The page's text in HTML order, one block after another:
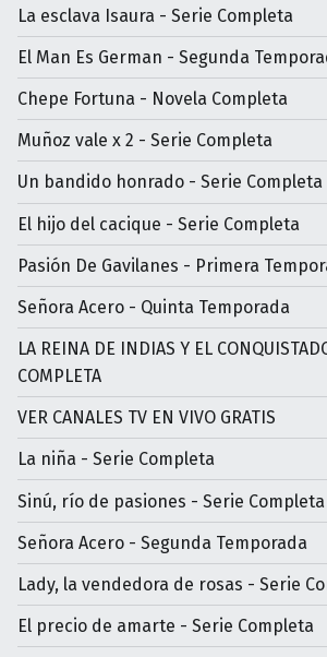
La esclava Isaura - Serie Completa
El Man Es German - Segunda
Chepe Fortuna - Novela Completa
Muñoz vale x 2 - Serie Completa
Un bandido honrado - Serie Completa
El hijo del cacique - Serie Completa
Pasión De Gavilanes - Primera
Señora Acero - Quinta Temporada
LA REINA DE INDIAS Y EL
COMPLETA
VER CANALES TV EN VIVO GRATIS
La niña - Serie Completa
Sinú, río de pasiones - Serie Completa
Señora Acero - Segunda Temporada
Lady, la vendedora de rosas - Serie
El precio de amarte - Serie Completa